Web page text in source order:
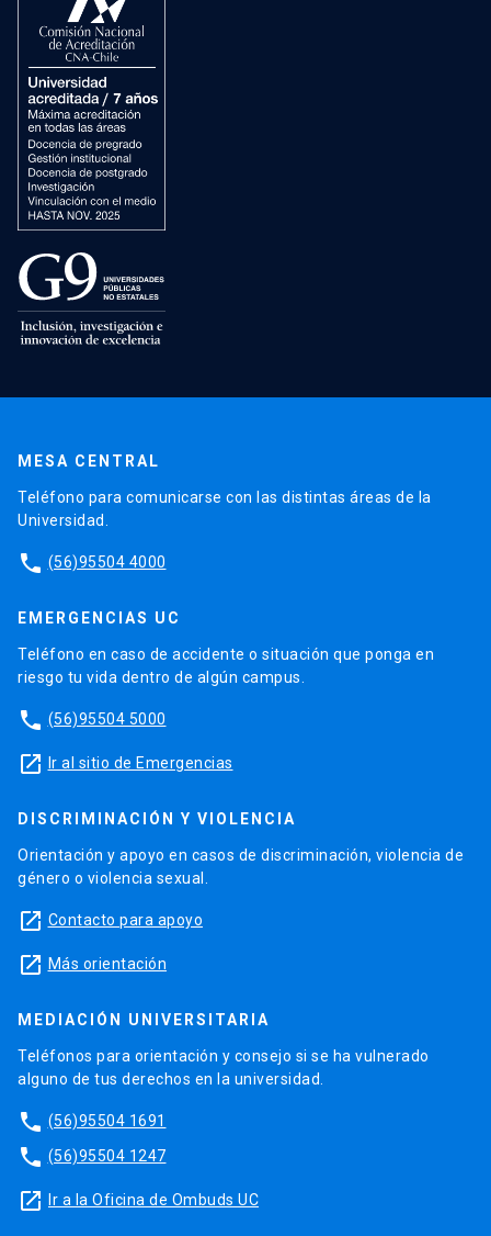
MESA CENTRAL
Teléfono para comunicarse con las distintas áreas de la
Universidad.
phone (56)95504 4000
EMERGENCIAS UC
Teléfono en caso de accidente o situación que ponga en
riesgo tu vida dentro de algún campus.
phone (56)95504 5000
launch Ir al sitio de Emergencias
DISCRIMINACIÓN Y VIOLENCIA
Orientación y apoyo en casos de discriminación, violencia de
género o violencia sexual.
launch Contacto para apoyo
launch Más orientación
MEDIACIÓN UNIVERSITARIA
Teléfonos para orientación y consejo si se ha vulnerado
alguno de tus derechos en la universidad.
phone (56)95504 1691
phone (56)95504 1247
launch Ir a la Oficina de Ombuds UC